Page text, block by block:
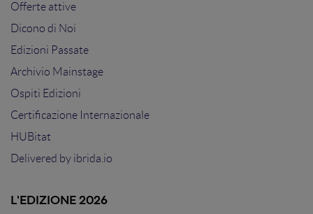
Offerte attive
Dicono di Noi
Edizioni Passate
Archivio Mainstage
Ospiti Edizioni
Certificazione Internazionale
HUBitat
Delivered by ibrida.io
L'EDIZIONE 2026